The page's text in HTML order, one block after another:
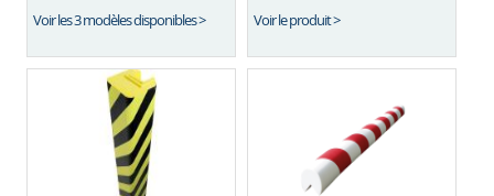
Voir les 3 modèles disponibles > Voir le produit >